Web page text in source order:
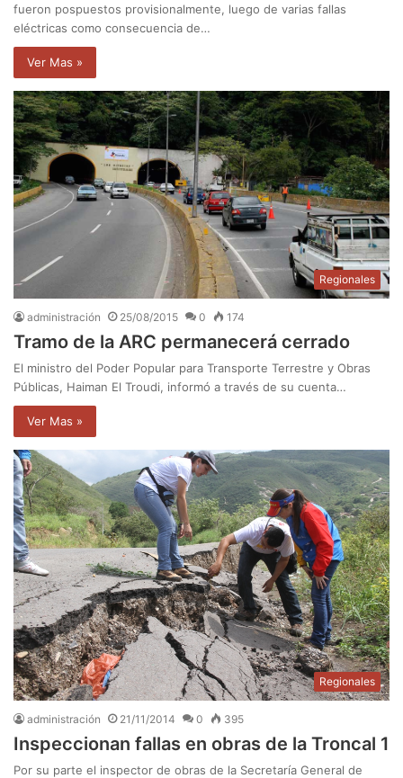
fueron pospuestos provisionalmente, luego de varias fallas
eléctricas como consecuencia de…
Ver Mas »
Regionales
administración 25/08/2015 0 174
Tramo de la ARC permanecerá cerrado
El ministro del Poder Popular para Transporte Terrestre y Obras
Públicas, Haiman El Troudi, informó a través de su cuenta…
Ver Mas »
Regionales
administración 21/11/2014 0 395
Inspeccionan fallas en obras de la Troncal 1
Por su parte el inspector de obras de la Secretaría General de